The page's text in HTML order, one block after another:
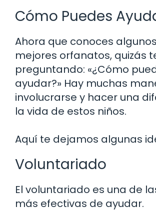
Cómo Puedes
Ahora que conoces
mejores orfanatos, quizás
preguntando: «¿Cómo
ayudar?» Hay muchas
involucrarse y hacer una
la vida de estos niños.
Aquí te dejamos algunas
Voluntariado
El voluntariado es una de
más efectivas de ayudar.